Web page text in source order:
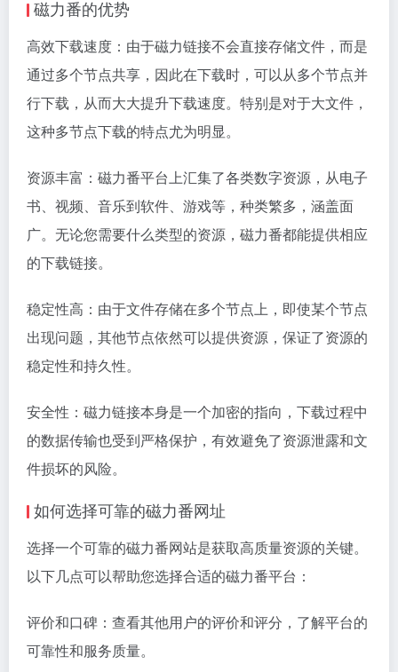
磁力番的优势
高效下载速度：由于磁力链接不会直接存储文件，而是
通过多个节点共享，因此在下载时，可以从多个节点并
行下载，从而大大提升下载速度。特别是对于大文件，
这种多节点下载的特点尤为明显。
资源丰富：磁力番平台上汇集了各类数字资源，从电子
书、视频、音乐到软件、游戏等，种类繁多，涵盖面
广。无论您需要什么类型的资源，磁力番都能提供相应
的下载链接。
稳定性高：由于文件存储在多个节点上，即使某个节点
出现问题，其他节点依然可以提供资源，保证了资源的
稳定性和持久性。
安全性：磁力链接本身是一个加密的指向，下载过程中
的数据传输也受到严格保护，有效避免了资源泄露和文
件损坏的风险。
如何选择可靠的磁力番网址
选择一个可靠的磁力番网站是获取高质量资源的关键。
以下几点可以帮助您选择合适的磁力番平台：
评价和口碑：查看其他用户的评价和评分，了解平台的
可靠性和服务质量。